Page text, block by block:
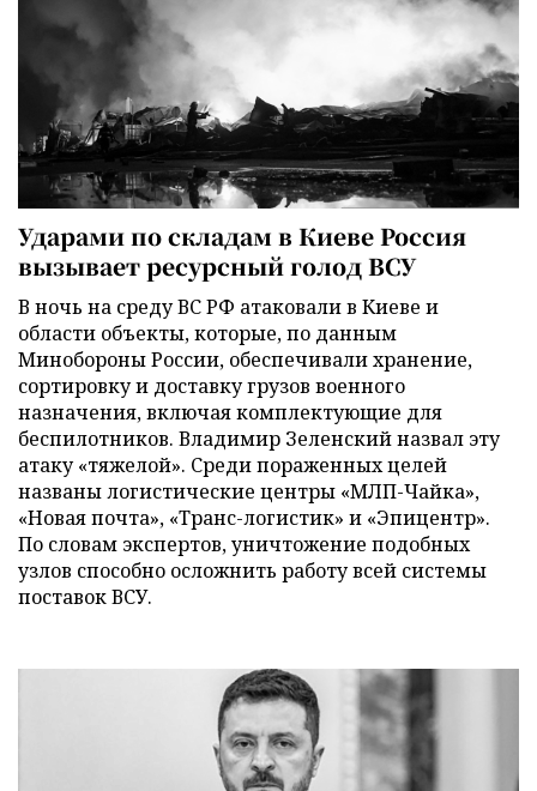
Ударами по складам в Киеве Россия
вызывает ресурсный голод ВСУ
В ночь на среду ВС РФ атаковали в Киеве и
области объекты, которые, по данным
Минобороны России, обеспечивали хранение,
сортировку и доставку грузов военного
назначения, включая комплектующие для
беспилотников. Владимир Зеленский назвал эту
атаку «тяжелой». Среди пораженных целей
названы логистические центры «МЛП-Чайка»,
«Новая почта», «Транс-логистик» и «Эпицентр».
По словам экспертов, уничтожение подобных
узлов способно осложнить работу всей системы
поставок ВСУ.